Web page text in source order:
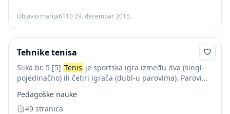
Objavio marija6110·29. decembar 2015.
Tehnike tenisa
Slika br. 5 [5] Tenis je sportska igra između dva (singl-
pojedinačno) ili četiri igrača (dubl-u parovima). Parovi
obeleženom igralištu s reketima...
Pedagoške nauke
49 stranica